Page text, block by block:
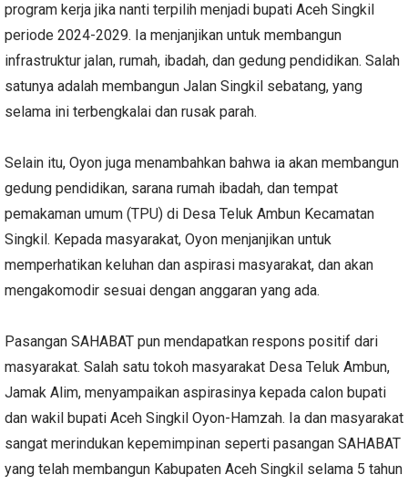
program kerja jika nanti terpilih menjadi bupati Aceh Singkil
periode 2024-2029. Ia menjanjikan untuk membangun
infrastruktur jalan, rumah, ibadah, dan gedung pendidikan. Salah
satunya adalah membangun Jalan Singkil sebatang, yang
selama ini terbengkalai dan rusak parah.
Selain itu, Oyon juga menambahkan bahwa ia akan membangun
gedung pendidikan, sarana rumah ibadah, dan tempat
pemakaman umum (TPU) di Desa Teluk Ambun Kecamatan
Singkil. Kepada masyarakat, Oyon menjanjikan untuk
memperhatikan keluhan dan aspirasi masyarakat, dan akan
mengakomodir sesuai dengan anggaran yang ada.
Pasangan SAHABAT pun mendapatkan respons positif dari
masyarakat. Salah satu tokoh masyarakat Desa Teluk Ambun,
Jamak Alim, menyampaikan aspirasinya kepada calon bupati
dan wakil bupati Aceh Singkil Oyon-Hamzah. Ia dan masyarakat
sangat merindukan kepemimpinan seperti pasangan SAHABAT
yang telah membangun Kabupaten Aceh Singkil selama 5 tahun